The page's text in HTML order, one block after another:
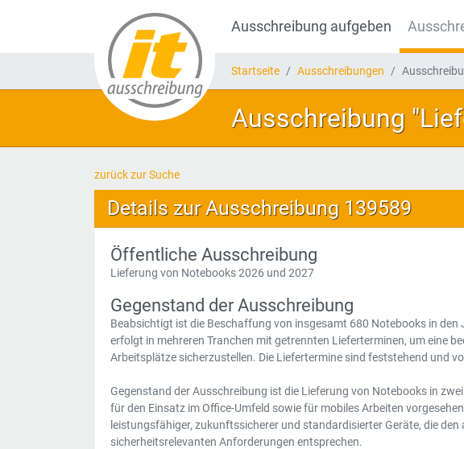
Ausschreibung aufgeben
Startseite Ausschreibungen
Ausschreibung
zurück zur Suche
Details zur Ausschreibung 139589
Öffentliche Ausschreibung
Lieferung von Notebooks 2026 und 2027
Gegenstand der Ausschreibung
Beabsichtigt ist die Beschaffung von insgesamt 680 Notebooks in
erfolgt in mehreren Tranchen mit getrennten Lieferterminen, um eine
Arbeitsplätze sicherzustellen. Die Liefertermine sind feststehend und
Gegenstand der Ausschreibung ist die Lieferung von Notebooks in
für den Einsatz im Office-Umfeld sowie für mobiles Arbeiten
leistungsfähiger, zukunftssicherer und standardisierter Geräte, die
sicherheitsrelevanten Anforderungen entsprechen.